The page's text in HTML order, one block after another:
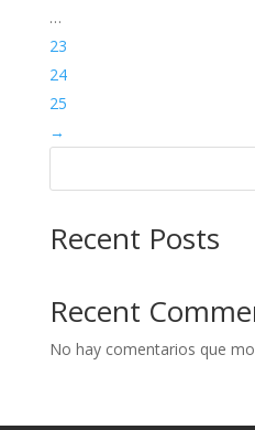
…
23
24
25
→
Recent Posts
Recent
No hay comentarios que